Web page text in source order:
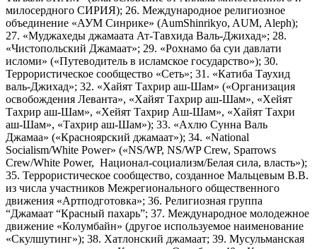
милосердного СИРИЯ); 26. Международное религиозное
объединение «АУМ Синрике» (AumShinrikyo, AUM, Aleph);
27. «Муджахеды джамаата Ат-Тавхида Валь-Джихад»; 28.
«Чистопольский Джамаат»; 29. «Рохнамо ба суи давлати
исломи» («Путеводитель в исламское государство»); 30.
Террористическое сообщество «Сеть»; 31. «Катиба Таухид
валь-Джихад»; 32. «Хайят Тахрир аш-Шам» («Организация
освобождения Леванта», «Хайят Тахрир аш-Шам», «Хейят
Тахрир аш-Шам», «Хейят Тахрир Аш-Шам», «Хайят Тахри
аш-Шам», «Тахрир аш-Шам»); 33. «Ахлю Сунна Валь
Джамаа» («Красноярский джамаат»); 34. «National
Socialism/White Power» («NS/WP, NS/WP Crew, Sparrows
Crew/White Power, Национал-социализм/Белая сила, власть»);
35. Террористическое сообщество, созданное Мальцевым В.В.
из числа участников Межрегионального общественного
движения «Артподготовка»; 36. Религиозная группа
“Джамаат “Красный пахарь”; 37. Международное молодежное
движение «Колумбайн» (другое используемое наименование
«Скулшутинг»); 38. Хатлонский джамаат; 39. Мусульманская